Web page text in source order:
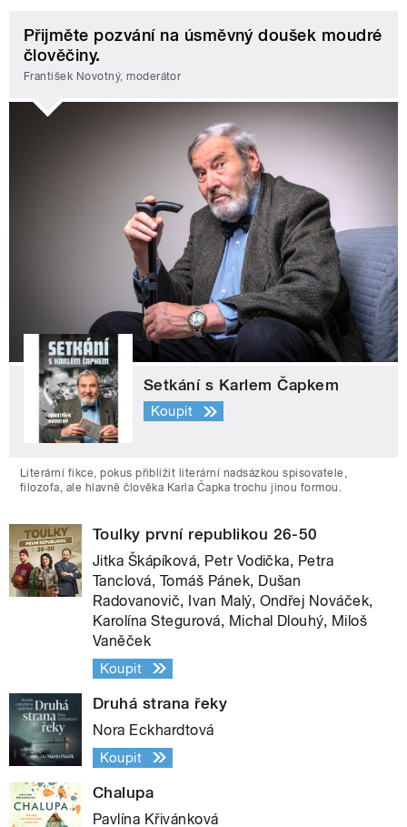
Přijměte pozvání na úsměvný doušek moudré
člověčiny.
František Novotný, moderátor
Setkání s Karlem Čapkem
Koupit
Literární fikce, pokus přiblížit literární nadsázkou spisovatele,
filozofa, ale hlavně člověka Karla Čapka trochu jinou formou.
Toulky první republikou 26-50
Jitka Škápíková, Petr Vodička, Petra
Tanclová, Tomáš Pánek, Dušan
Radovanovič, Ivan Malý, Ondřej Nováček,
Karolína Stegurová, Michal Dlouhý, Miloš
Vaněček
Koupit
Druhá strana řeky
Nora Eckhardtová
Koupit
Chalupa
Pavlína Křivánková